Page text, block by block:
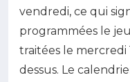
vendredi, ce qui
programmées le
traitées le mercredi
dessus. Le